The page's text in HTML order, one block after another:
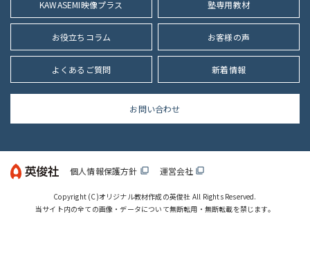
KAWASEMI映像プラス 塾専用教材
お役立ちコラム お客様の声
よくあるご質問 新着情報
お問い合わせ
個人情報保護方針 filter_none 運営会社 filter_none
Copyright (C)オリジナル教材作成の英俊社 All Rights Reserved.
当サイト内の全ての画像・データについて無断転用・無断転載を禁じます。